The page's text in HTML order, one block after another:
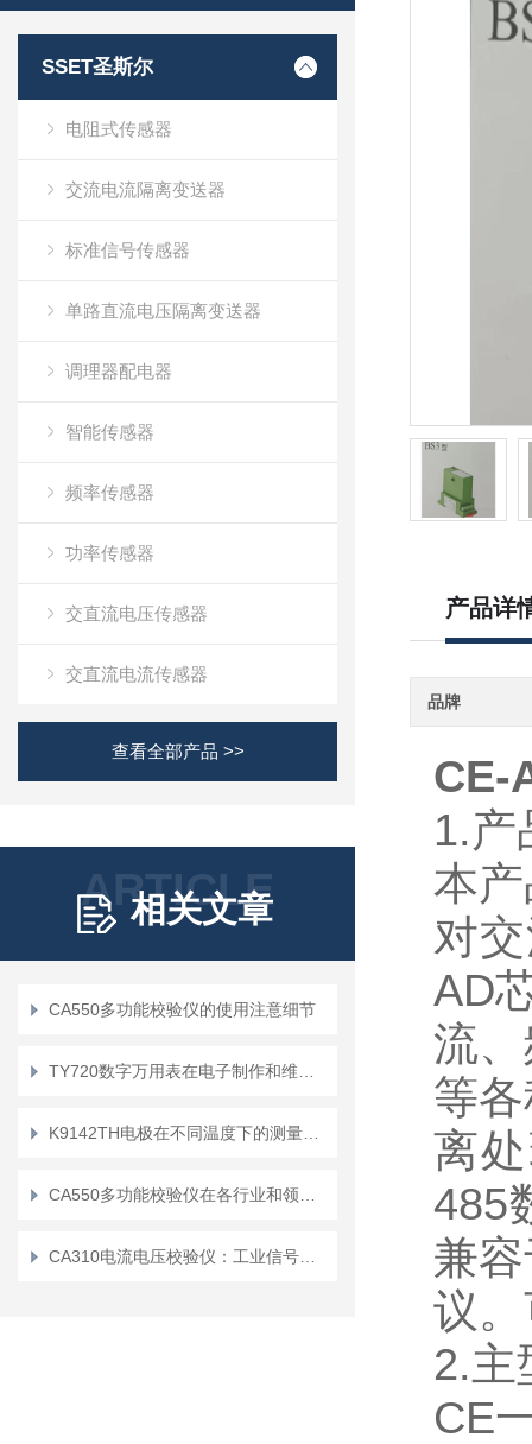
SSET圣斯尔
电阻式传感器
交流电流隔离变送器
标准信号传感器
单路直流电压隔离变送器
调理器配电器
智能传感器
频率传感器
功率传感器
交直流电压传感器
交直流电流传感器
查看全部产品 >>
ARTICLE
相关文章
CA550多功能校验仪的使用注意细节
产品详
品牌
CE-
1.产
本
对
AD
流
等
离
485
兼
议
2.主
CE